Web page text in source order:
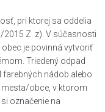
pri ktorej sa oddelia
Z. z). V súčasnosti
je povinná vytvoriť
Triedený odpad
farebných nádob alebo
mesta/obce, v ktorom
označenie na